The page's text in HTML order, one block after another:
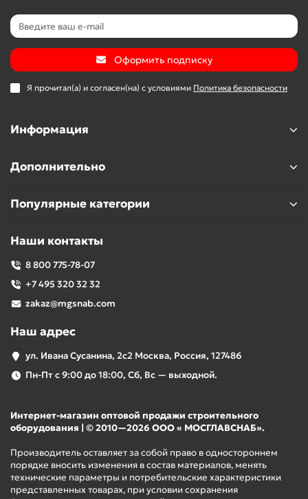
Оформить подписку
Я прочитал(а) и согласен(на) с условиями Политика безопасности
Информация
Дополнительно
Популярные категории
Наши контакты
8 800 775-78-07
+7 495 320 32 32
zakaz@mgsnab.com
Наш адрес
ул. Ивана Сусанина, 2с2 Москва, Россия, 127486
Пн-Пт с 9:00 до 18:00, Сб, Вс — выходной.
Интернет-магазин оптовой продажи строительного
оборудования | © 2010—2026 ООО « МОСГЛАВСНАБ».
Производитель оставляет за собой право в одностороннем
порядке вносить изменения в состав материалов, менять
технические параметры и потребительские характеристики
представленных товарах, при условии сохранения